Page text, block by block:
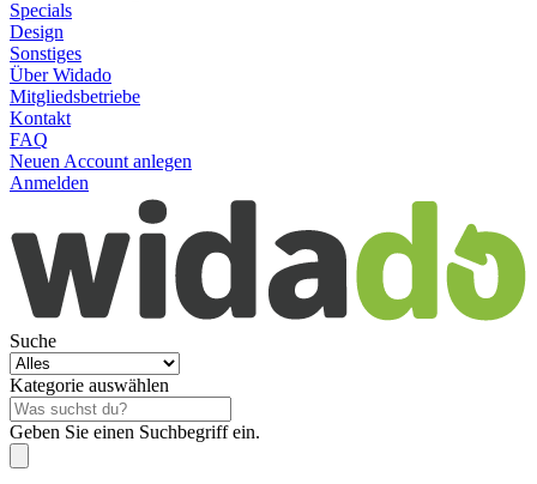
Specials
Design
Sonstiges
Über Widado
Mitgliedsbetriebe
Kontakt
FAQ
Neuen Account anlegen
Anmelden
Suche
Kategorie auswählen
Geben Sie einen Suchbegriff ein.